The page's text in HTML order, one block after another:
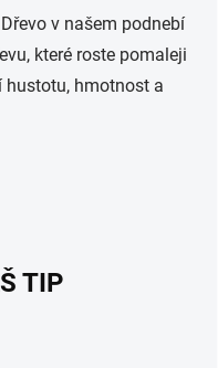
v našem podnebí
které roste pomaleji
hmotnost a
TIP